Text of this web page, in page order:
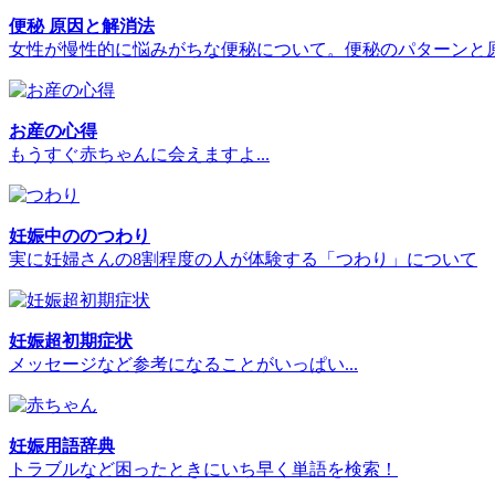
便秘 原因と解消法
女性が慢性的に悩みがちな便秘について。便秘のパターンと
お産の心得
もうすぐ赤ちゃんに会えますよ...
妊娠中ののつわり
実に妊婦さんの8割程度の人が体験する「つわり」について
妊娠超初期症状
メッセージなど参考になることがいっぱい...
妊娠用語辞典
トラブルなど困ったときにいち早く単語を検索！